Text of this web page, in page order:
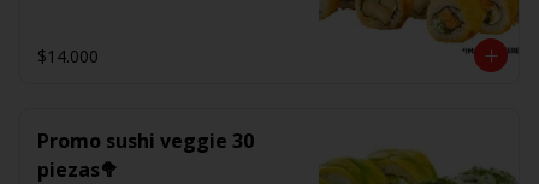
$14.000
Promo sushi veggie 30
piezas🥦